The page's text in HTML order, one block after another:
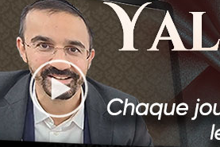
8
Nouvelle
61
Ariel vient
Il reste
Eva vient